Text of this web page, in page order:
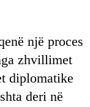
një proces
zhvillimet
diplomatike
deri në